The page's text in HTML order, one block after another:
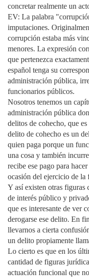
concretar realmente un
EV: La palabra
imputaciones.
corrupción estaba más
menores. La expresión
que pertenezca
español tenga su
administración pública,
funcionarios públicos.
Nosotros tenemos un
administración pública
delitos de cohecho, que
delito de cohecho es un
quien paga porque un
una cosa y también
recibe ese pago para
ocasión del ejercicio de la
Y así existen otras
de interés público y
que es interesante de ver
derogarse ese delito. En
llevarnos a cierta
un delito propiamente
Lo cierto es que en los
cantidad de figuras
actuación funcional que